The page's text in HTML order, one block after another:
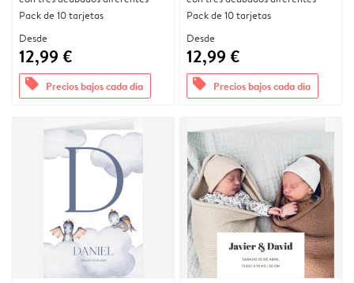
Pack de 10 tarjetas
Desde
12,99 €
offers Precios bajos cada día
Pack de 10 tarjetas
Desde
12,99 €
offers Precios bajos cada día